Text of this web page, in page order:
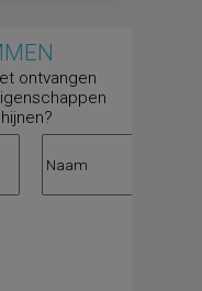
ontvangen